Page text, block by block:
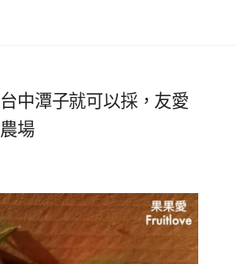
中潭子就可以採，友愛
場